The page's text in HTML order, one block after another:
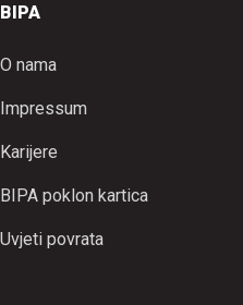
BIPA
O nama
Impressum
Karijere
BIPA poklon kartica
Uvjeti povrata